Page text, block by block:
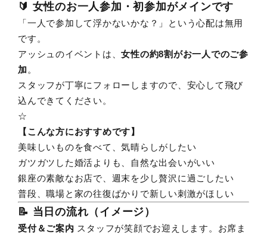
🔰 女性のお一人参加・初参加がメインです
「一人で参加して浮かないかな？」という心配は無用
です。
アッシュのイベントは、女性の約8割がお一人でのご参
加 。
スタッフが丁寧にフォローしますので、安心して飛び
込んできてください。
☆
【こんな方におすすめです】
美味しいものを食べて、気晴らしがしたい
ガツガツした婚活よりも、自然な出会いがいい
銀座の素敵なお店で、週末を少し贅沢に過ごしたい
普段、職場と家の往復ばかりで新しい刺激がほしい
📝 当日の流れ（イメージ）
受付＆ご案内 スタッフが笑顔でお迎えします。お席ま